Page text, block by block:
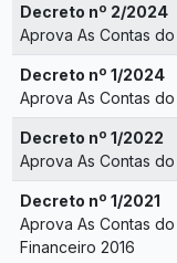
Decreto nº 2/2024
Aprova As Contas
Decreto nº 1/2024
Aprova As Contas
Decreto nº 1/2022
Aprova As Contas
Decreto nº 1/2021
Aprova As Contas
Financeiro 2016